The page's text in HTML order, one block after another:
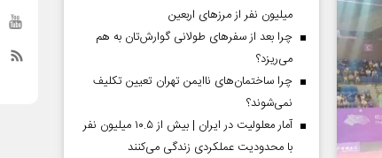
میلیون نفر از مرز‌های اربعین
چرا بعد از سفرهای طولانی گوارش‌تان به هم
می‌ریزد؟
چرا ساختمان‌های ناایمن تهران تعیین تکلیف
نمی‌شوند؟
آمار معلولیت در ایران | بیش از ۱۰.۵ میلیون نفر
با محدودیت عملکردی زندگی می‌کنند